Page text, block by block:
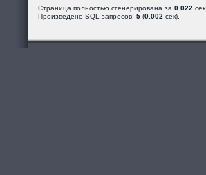
Страница полностью сгенерирована за 0.022 сек.
Произведено SQL запросов: 5 (0.002 сек).